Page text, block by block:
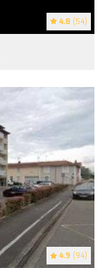
4.8 (54)
4.9 (94)